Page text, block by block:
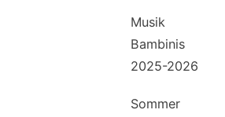
Musik
Bambinis
2025-2026
Sommer